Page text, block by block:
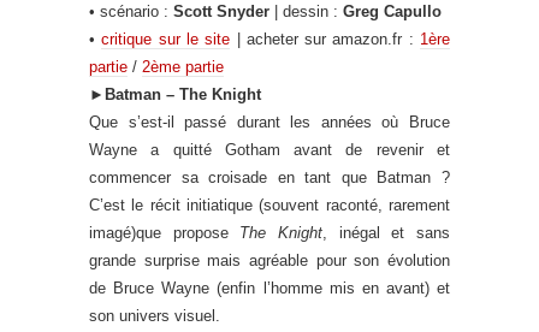
• scénario : Scott Snyder | dessin : Greg Capullo
•critique sur le site | acheter sur amazon.fr : 1ère
partie / 2ème partie
► Batman – The Knight
Que s’est-il passé durant les années où Bruce
Wayne a quitté Gotham avant de revenir et
commencer sa croisade en tant que Batman ?
C’est le récit initiatique (souvent raconté, rarement
imagé)que propose The Knight , inégal et sans
grande surprise mais agréable pour son évolution
de Bruce Wayne (enfin l’homme mis en avant) et
son univers visuel.